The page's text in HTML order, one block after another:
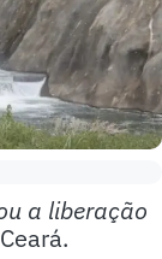
a liberação